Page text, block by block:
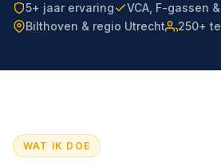
5+ jaar ervaring
VCA, F-gassen &
Bilthoven & regio Utrecht
250+
WAT IK DOE